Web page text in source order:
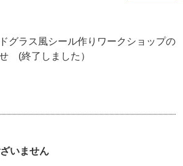
グラス風シール作りワークショップの
(終了しました）
いません